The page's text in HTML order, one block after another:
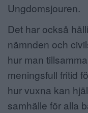
Ungdomsjouren.
Det har också
nämnden och
hur man
meningsfull fritid
hur vuxna kan
samhälle för alla